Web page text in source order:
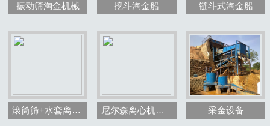
振动筛淘金机械 挖斗淘金船 链斗式淘金船
滚筒筛+水套离心机+砂金选矿设备 尼尔森离心机选金设备 采金设备